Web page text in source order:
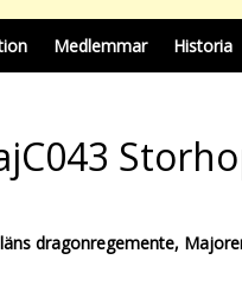
Medlemmar Historia
dragonregemente,